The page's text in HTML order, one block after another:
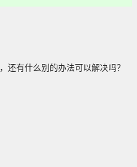
还有什么别的办法可以解决吗？